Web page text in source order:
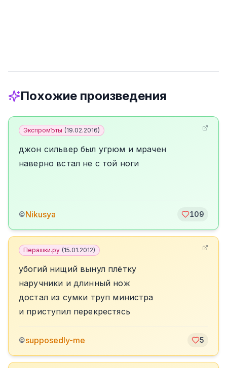
Похожие произведения
ЭкспромЪты (19.02.2016)
джон сильвер был угрюм и мрачен
наверно встал не с той ноги
©Nikusya 109
Перашки.ру (15.01.2012)
убогий нищий вынул плётку
наручники и длинный нож
достал из сумки труп министра
и приступил перекрестясь
©supposedly-me 5